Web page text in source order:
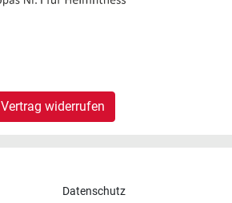
Vertrag widerrufen
Datenschutz